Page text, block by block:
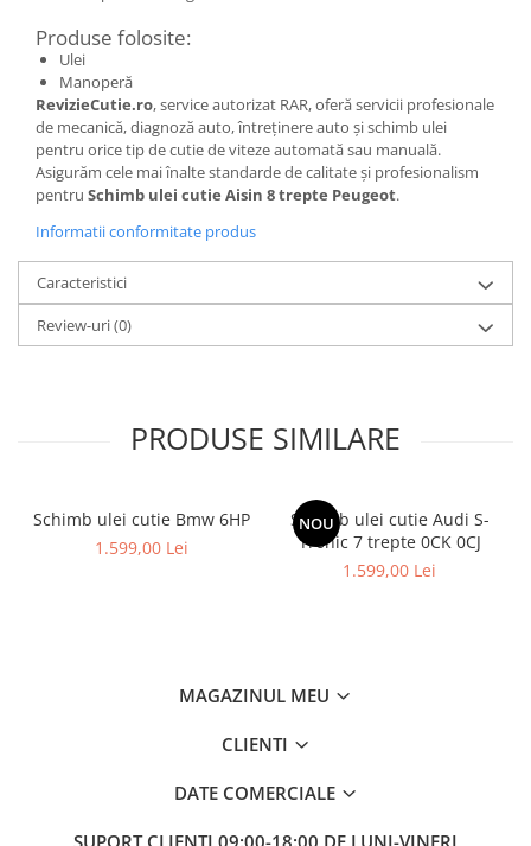
Produse folosite:
Ulei
Manoperă
RevizieCutie.ro, service autorizat RAR, oferă servicii profesionale
de mecanică, diagnoză auto, întreținere auto și schimb ulei
pentru orice tip de cutie de viteze automată sau manuală.
Asigurăm cele mai înalte standarde de calitate și profesionalism
pentru Schimb ulei cutie Aisin 8 trepte Peugeot.
Informatii conformitate produs
Caracteristici
Review-uri(0)
PRODUSE SIMILARE
Schimb ulei cutie Bmw 6HP
1.599,00 Lei
NOU
Schimb ulei cutie Audi S-
Tronic 7 trepte 0CK 0CJ
1.599,00 Lei
MAGAZINUL MEU
CLIENTI
DATE COMERCIALE